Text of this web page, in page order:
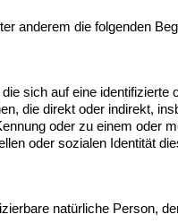
anderem die folgenden
sich auf eine
die direkt oder indirekt,
oder zu einem oder
oder sozialen Identität
natürliche Person,